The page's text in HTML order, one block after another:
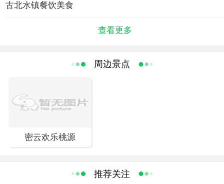
古北水镇餐饮美食
查看更多
周边景点
密云欢乐桃源
推荐关注